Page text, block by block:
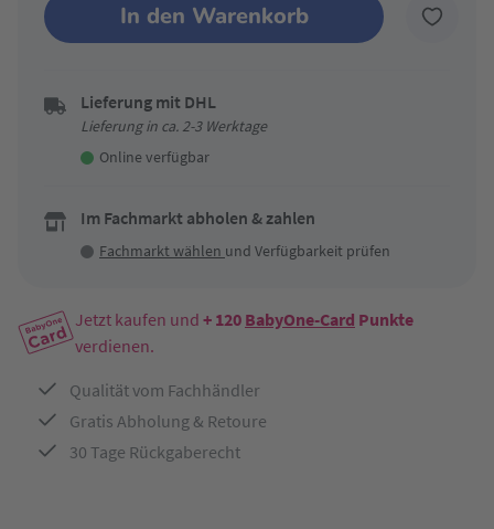
In den Warenkorb
Lieferung mit DHL
Lieferung in ca. 2-3 Werktage
Online verfügbar
Im Fachmarkt abholen & zahlen
Fachmarkt wählen und Verfügbarkeit prüfen
Jetzt kaufen und + 120 BabyOne-Card Punkte
verdienen.
Qualität vom Fachhändler
Gratis Abholung & Retoure
30 Tage Rückgaberecht